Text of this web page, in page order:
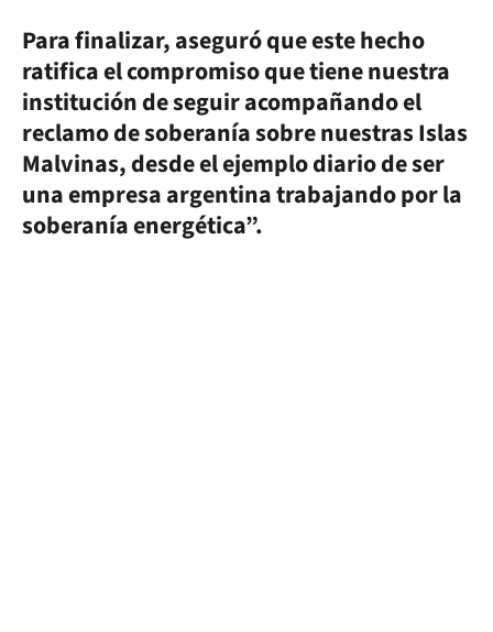
Para finalizar, aseguró que este hecho
ratifica el compromiso que tiene nuestra
institución de seguir acompañando el
reclamo de soberanía sobre nuestras Islas
Malvinas, desde el ejemplo diario de ser
una empresa argentina trabajando por la
soberanía energética”.